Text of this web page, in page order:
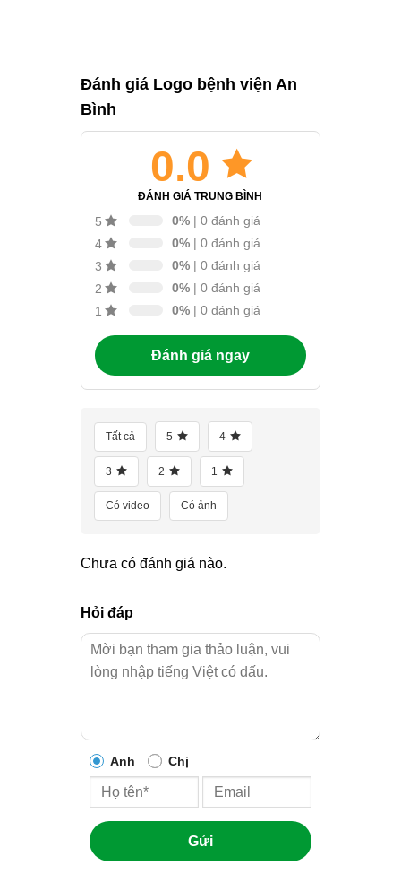
Đánh giá Logo bệnh viện An
Bình
0.0
ĐÁNH GIÁ TRUNG BÌNH
5 0% | 0 đánh giá
4
0% | 0 đánh giá
3
0% | 0 đánh giá
2
0% | 0 đánh giá
1
0% | 0 đánh giá
Đánh giá ngay
Tất cả 5 4
3 2 1
Có video Có ảnh
Chưa có đánh giá nào.
Hỏi đáp
Anh Chị
Gửi